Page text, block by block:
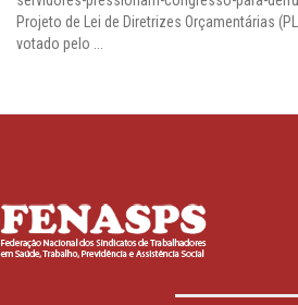
Projeto de Lei de Diretrizes Orçamentárias
votado pelo ...